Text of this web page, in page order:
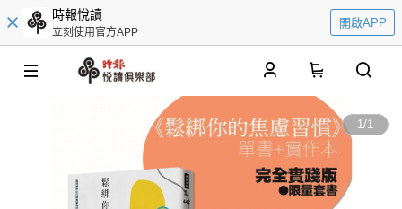
時報悅讀
立刻使用官方APP
開啟APP
1/1